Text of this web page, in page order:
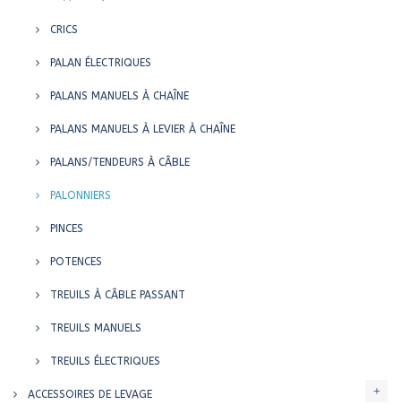
CRICS
PALAN ÉLECTRIQUES
PALANS MANUELS À CHAÎNE
PALANS MANUELS À LEVIER À CHAÎNE
PALANS/TENDEURS À CÂBLE
PALONNIERS
PINCES
POTENCES
TREUILS À CÂBLE PASSANT
TREUILS MANUELS
TREUILS ÉLECTRIQUES
ACCESSOIRES DE LEVAGE